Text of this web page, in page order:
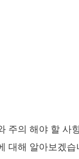
주의 해야 할 사
대해 알아보겠